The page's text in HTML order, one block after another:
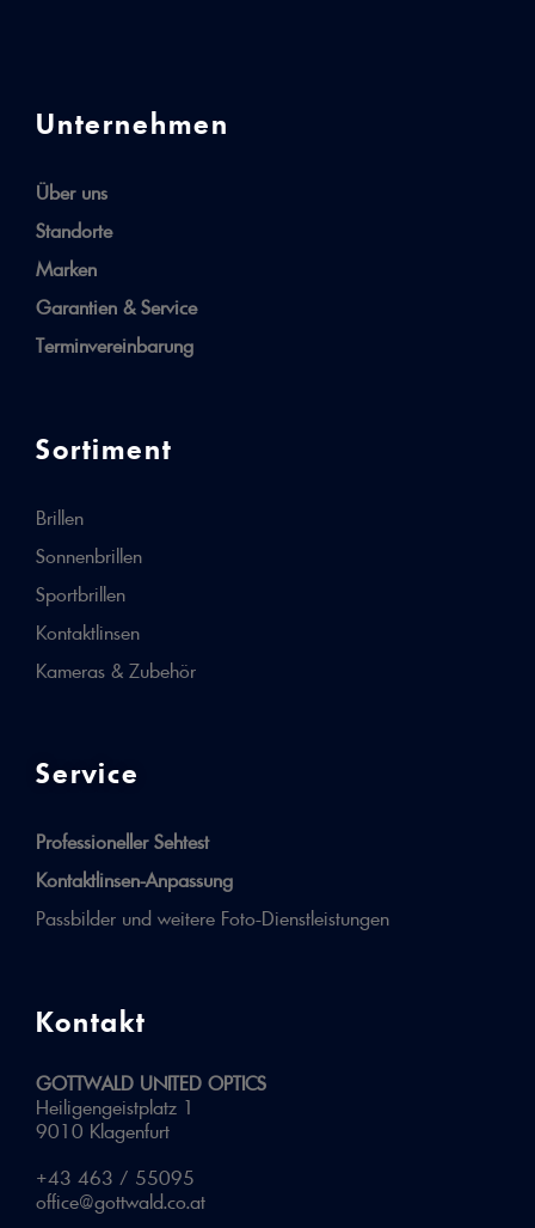
Unternehmen
Über uns
Standorte
Marken
Garantien & Service
Terminvereinbarung
Sortiment
Brillen
Sonnenbrillen
Sportbrillen
Kontaktlinsen
Kameras & Zubehör
Service
Professioneller Sehtest
Kontaktlinsen-Anpassung
Passbilder und weitere Foto-Dienstleistungen
Kontakt
GOTTWALD UNITED OPTICS
Heiligengeistplatz 1
9010 Klagenfurt
+43 463 / 55095
office@gottwald.co.at